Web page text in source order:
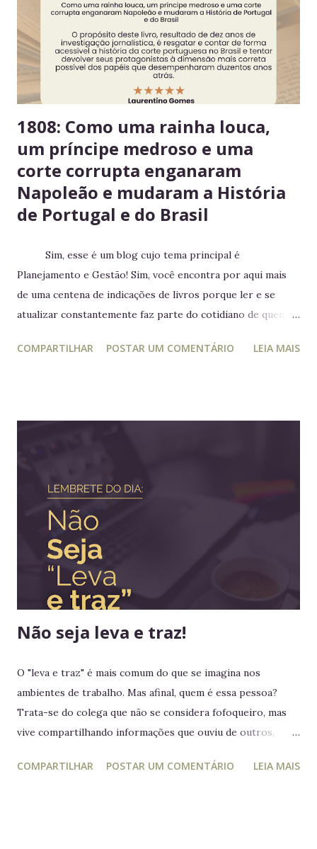
reforça a confiança entre colegas. 4. Derramou algo? Limpe
na hora Higiene imediata garante um ambiente limpo e
agradável para o próximo usuário. 5. Não deixe alimentos
estragarem Escolha um dia fixo da semana para revisar
seus itens e evitar desperdício. 6....
1808: Como uma rainha louca,
um príncipe medroso e uma
corte corrupta enganaram
Napoleão e mudaram a História
de Portugal e do Brasil
Sim, esse é um blog cujo tema principal é
Planejamento e Gestão! Sim, você encontra por aqui mais
de uma centena de indicações de livros porque ler e se
atualizar constantemente faz parte do cotidiano de quem
planejamento e gestão a leitura e atualização frequente é
territórios alheios, mas nenhum deles tinha ido tão longe a
ponto de cruzar um oceano para viver e reinar do outro
lado do mundo. Embora os europeus dominassem colônias
imensas em diversos continentes, até aquele momento
nenhum rei havia colocado os pés em seus territórios
ultramarinos para uma simples...
COMPARTILHAR POSTAR UM COMENTÁRIO LEIA MAIS
Não seja leva e traz!
O "leva e traz" é mais comum do que se imagina nos
ambientes de trabalho. Mas afinal, quem é essa pessoa?
Trata-se do colega que não se considera fofoqueiro, mas
vive compartilhando informações que ouviu de outros,
prática, ele manipula e desagrega, usando informações
COMPARTILHAR POSTAR UM COMENTÁRIO LEIA MAIS